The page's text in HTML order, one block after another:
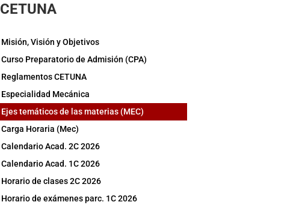
CETUNA
Misión, Visión y Objetivos
Curso Preparatorio de Admisión (CPA)
Reglamentos CETUNA
Especialidad Mecánica
Ejes temáticos de las materias (MEC)
Carga Horaria (Mec)
Calendario Acad. 2C 2026
Calendario Acad. 1C 2026
Horario de clases 2C 2026
Horario de exámenes parc. 1C 2026